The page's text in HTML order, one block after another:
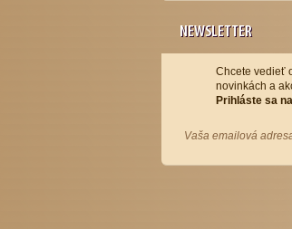
NEWSLETTER
Chcete vedieť
novinkách a
Prihláste sa